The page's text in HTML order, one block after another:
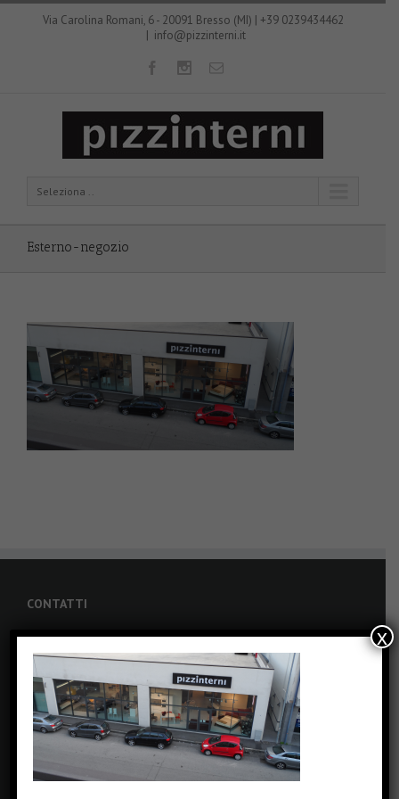
Via Carolina Romani, 6 - 20091 Bresso (MI) | +39 0239434462
| info@pizzinterni.it
Seleziona ..
Esterno-negozio
CONTATTI
Phone: +39 0239434462
Fax: +39 0239434462
Email:info@pizzinterni.it
Web:www.pizzinterni.it
x